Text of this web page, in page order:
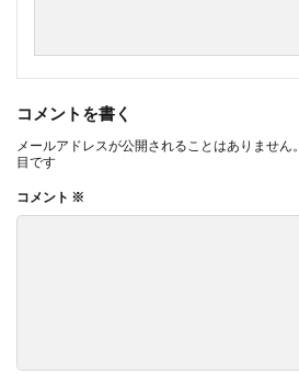
コメントを書く
メールアドレスが公開されることはありません。
目です
コメント ※